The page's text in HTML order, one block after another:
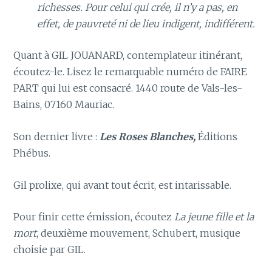
richesses. Pour celui qui crée, il n’y a pas, en
effet, de pauvreté ni de lieu indigent, indifférent.
Quant à GIL JOUANARD, contemplateur itinérant,
écoutez-le. Lisez le remarquable numéro de FAIRE
PART qui lui est consacré. 1440 route de Vals-les-
Bains, 07160 Mauriac.
Son dernier livre : Les Roses Blanches,Éditions
Phébus.
Gil prolixe, qui avant tout écrit, est intarissable.
Pour finir cette émission, écoutezLa jeune fille et la
mort, deuxième mouvement, Schubert, musique
choisie par GIL.